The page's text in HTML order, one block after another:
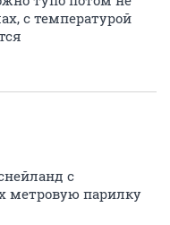
с температурой
с
метровую парилку